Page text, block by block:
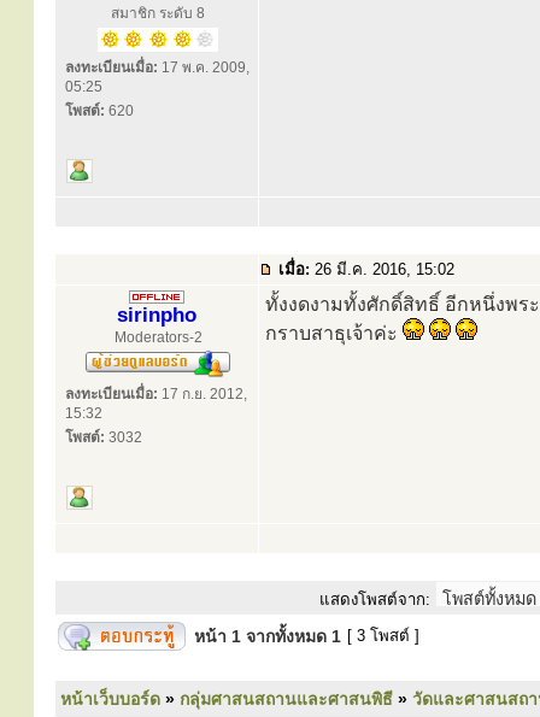
สมาชิก ระดับ 8
ลงทะเบียนเมื่อ: 17 พ.ค. 2009,
05:25
โพสต์: 620
เมื่อ: 26 มี.ค. 2016, 15:02
sirinpho
Moderators-2
ลงทะเบียนเมื่อ: 17 ก.ย. 2012,
15:32
โพสต์: 3032
ทั้งงดงามทั้งศักดิ์สิทธิ์ อีกหนึ่งพร
กราบสาธุเจ้าค่ะ
แสดงโพสต์จาก:
หน้า 1 จากทั้งหมด 1 [ 3 โพสต์ ]
หน้าเว็บบอร์ด » กลุ่มศาสนสถานและศาสนพิธี » วัดและศาสนสถ